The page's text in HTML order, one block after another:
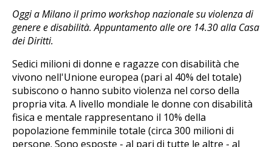
Oggi a Milano il primo workshop nazionale su violenza di
genere e disabilità. Appuntamento alle ore 14.30 alla Casa
dei Diritti.
Sedici milioni di donne e ragazze con disabilità che
vivono nell'Unione europea (pari al 40% del totale)
subiscono o hanno subito violenza nel corso della
propria vita. A livello mondiale le donne con disabilità
fisica e mentale rappresentano il 10% della
popolazione femminile totale (circa 300 milioni di
persone. Sono esposte - al pari di tutte le altre - al